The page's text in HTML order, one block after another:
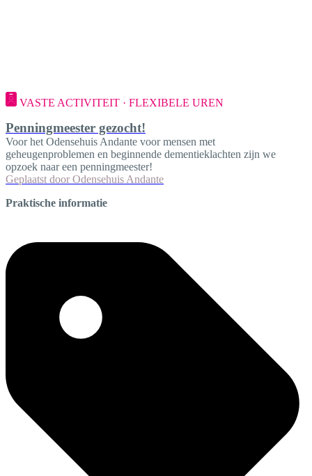
VASTE ACTIVITEIT · FLEXIBELE UREN
Penningmeester gezocht!
Voor het Odensehuis Andante voor mensen met
geheugenproblemen en beginnende dementieklachten zijn we
opzoek naar een penningmeester!
Geplaatst door Odensehuis Andante
Praktische informatie